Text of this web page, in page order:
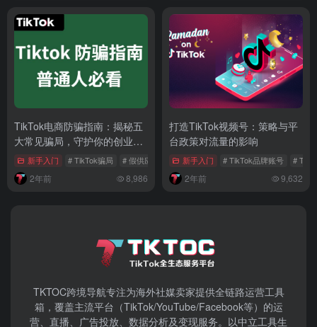
TikTok电商防骗指南：揭秘五
大常见骗局，守护你的创业梦
想 新手入门 # TikTok骗局 # 假供应链 # tiktok电商
2年前 8,986
打造TikTok视频号：策略与平
台政策对流量的影响
新手入门 # TikTok品牌账号 #
2年前 9,632
TKTOC跨境导航​专注为海外社媒卖家提供全链路运营工具
箱，覆盖主流平台（TikTok/YouTube/Facebook等）​的运
营、直播、广告投放、数据分析及变现服务。以中立工具生